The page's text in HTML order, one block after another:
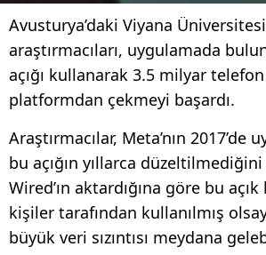
Avusturya’daki Viyana
araştırmacıları, uygulamada
açığı kullanarak 3.5 milyar telefon
platformdan çekmeyi başardı.
Araştırmacılar, Meta’nın 2017’de
bu açığın yıllarca
Wired’ın aktardığına göre bu
kişiler tarafından kullanılmış
büyük veri sızıntısı meydana